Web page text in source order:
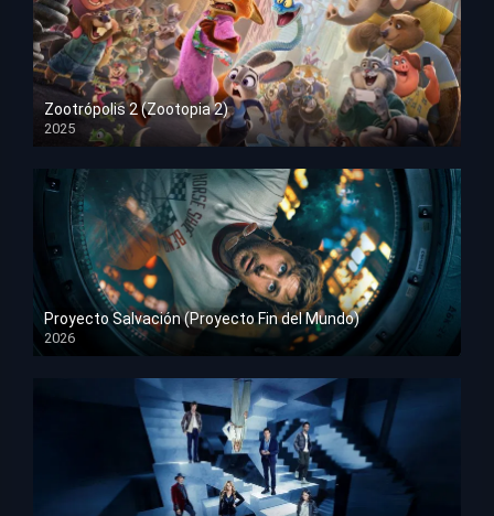
Zootrópolis 2 (Zootopia 2)
2025
HD 1080p
Proyecto Salvación (Proyecto Fin del Mundo)
2026
HD 1080p